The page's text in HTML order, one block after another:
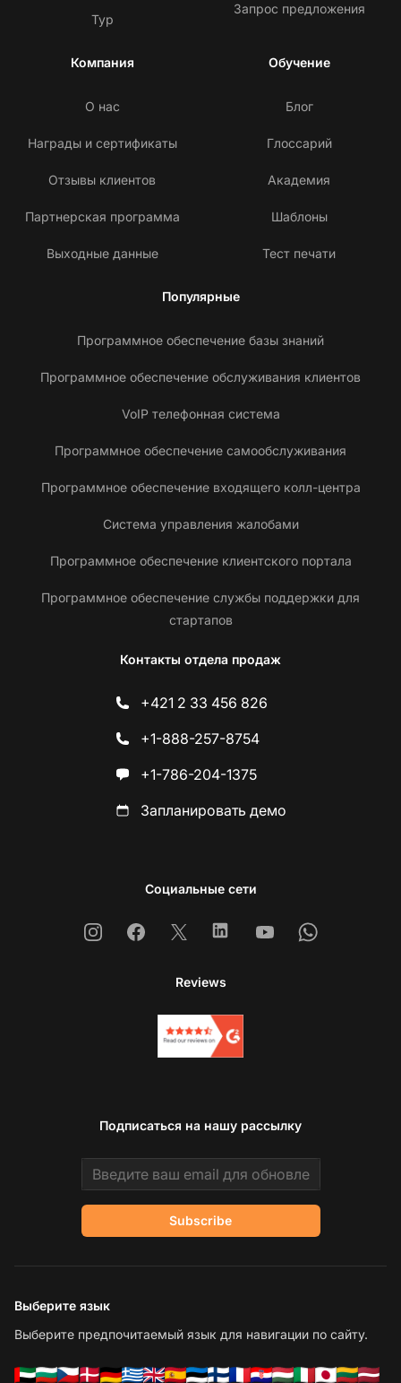
Тур
Запрос предложения
Компания
О нас
Награды и сертификаты
Отзывы клиентов
Партнерская программа
Выходные данные
Обучение
Блог
Глоссарий
Академия
Шаблоны
Тест печати
Популярные
Программное обеспечение базы знаний
Программное обеспечение обслуживания клиентов
VoIP телефонная система
Программное обеспечение самообслуживания
Программное обеспечение входящего колл-центра
Система управления жалобами
Программное обеспечение клиентского портала
Программное обеспечение службы поддержки для
стартапов
Контакты отдела продаж
+421 2 33 456 826
+1-888-257-8754
+1-786-204-1375
Запланировать демо
Социальные сети
InstagramFacebook
X LinkedinYoutubeWhatsapp
Reviews
Подписаться на нашу рассылку
Email address
Subscribe
Выберите язык
Выберите предпочитаемый язык для навигации по сайту.